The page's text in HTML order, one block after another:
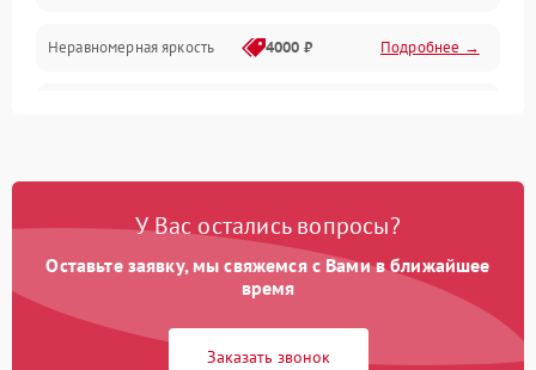
Программное обеспечение
Сеть и подключения
Аудио
Сетевая
Неравномерная яркость 4000 ₽ Подробнее →
У Вас остались вопросы?
Оставьте заявку, мы свяжемся с Вами в ближайшее
время
Заказать звонок